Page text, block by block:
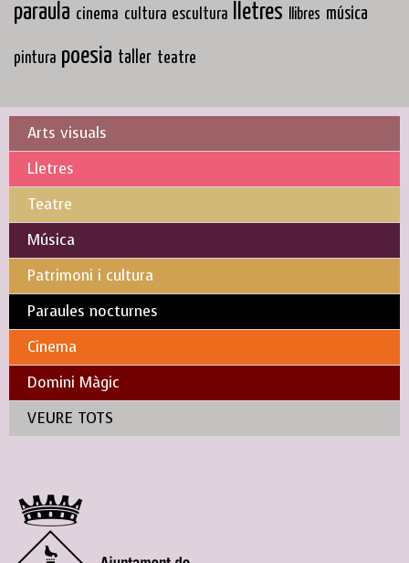
paraula cinema cultura escultura lletres llibres música
pintura poesia taller teatre
Arts visuals
Lletres
Teatre
Música
Patrimoni i cultura
Paraules nocturnes
Cinema
Domini Màgic
VEURE TOTS